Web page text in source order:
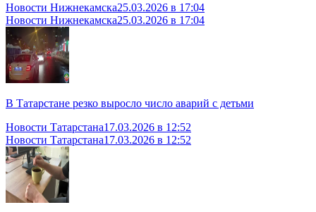
Новости Нижнекамска25.03.2026 в 17:04
Новости Нижнекамска25.03.2026 в 17:04
В Татарстане резко выросло число аварий с детьми
Новости Татарстана17.03.2026 в 12:52
Новости Татарстана17.03.2026 в 12:52